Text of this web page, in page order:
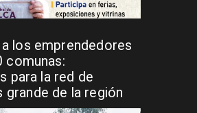
los emprendedores
comunas:
para la red de
grande de la región